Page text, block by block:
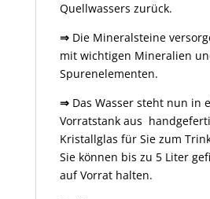
Quellwassers zurück.
⇒Die Mineralsteine
mit wichtigen Mineralien
Spurenelementen.
⇒Das Wasser steht nun in
Vorratstank aus
Kristallglas für Sie zum
Sie können bis zu 5 Liter
auf Vorrat halten.